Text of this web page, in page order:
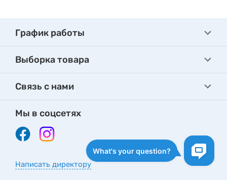
График работы
Выборка товара
Связь с нами
Мы в соцсетях
Написать директору